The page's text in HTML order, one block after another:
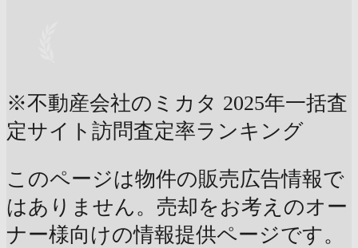
※不動産会社のミカタ 2025年一括査
定サイト訪問査定率ランキング
このページは物件の販売広告情報で
はありません。売却をお考えのオー
ナー様向けの情報提供ページです。